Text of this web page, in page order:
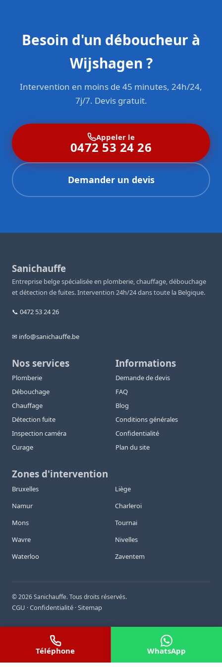
Besoin d'un déboucheur à
Wijshagen ?
Intervention en moins de 45 minutes, 24h/24,
7j/7. Devis gratuit.
Appeler le
0472 53 24 26
Demander un devis
Sanichauffe
Entreprise belge spécialisée en plomberie, chauffage, débouchage
et détection de fuites. Intervention 24h/24 dans toute la Belgique.
📞 0472 53 24 26
✉ info@sanichauffe.be
Nos services
Plomberie
Débouchage
Chauffage
Détection fuite
Inspection caméra
Curage
Informations
Demande de devis
FAQ
Blog
Conditions générales
Confidentialité
Plan du site
Zones d'intervention
Bruxelles
Liège
Namur
Charleroi
Mons
Tournai
Wavre
Nivelles
Waterloo
Zaventem
©2026Sanichauffe. Tous droits réservés.
CGU ·Confidentialité ·Sitemap